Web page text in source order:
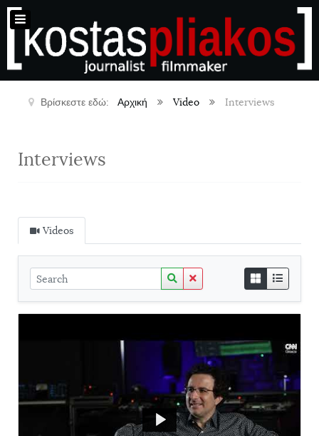
Βρίσκεστε εδώ: Αρχική Video Interviews
Interviews
Videos